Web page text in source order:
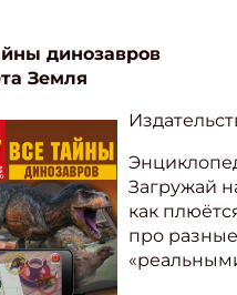
динозавров
Земля
Загружай
как
про